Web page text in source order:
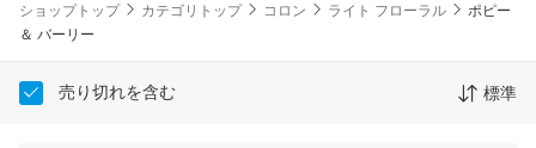
ショップトップ カテゴリトップ コロン ライト フローラル
ポピー
＆ バーリー
売り切れを含む 標準